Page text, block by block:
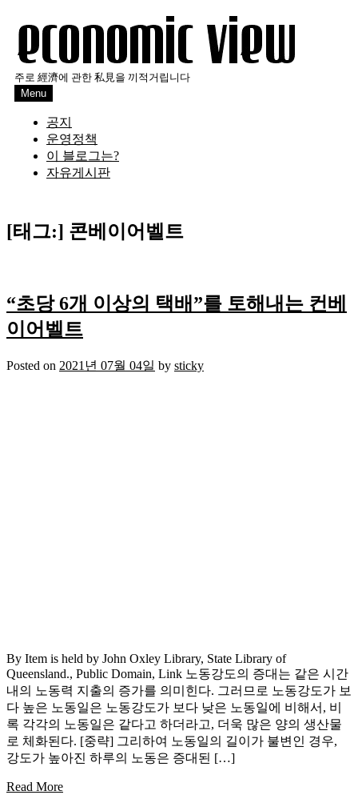
주로 經濟에 관한 私見을 끼적거립니다
Menu
공지
운영정책
이 블로그는?
자유게시판
[태그:] 콘베이어벨트
“초당 6개 이상의 택배”를 토해내는 컨베
이어벨트
Posted on 2021년 07월 04일 by sticky
By Item is held by John Oxley Library, State Library of
Queensland., Public Domain, Link 노동강도의 증대는 같은 시간
내의 노동력 지출의 증가를 의미힌다. 그러므로 노동강도가 보
다 높은 노동일은 노동강도가 보다 낮은 노동일에 비해서, 비
록 각각의 노동일은 같다고 하더라고, 더욱 많은 양의 생산물
로 체화된다. [중략] 그리하여 노동일의 길이가 불변인 경우,
강도가 높아진 하루의 노동은 증대된 […]
Read More